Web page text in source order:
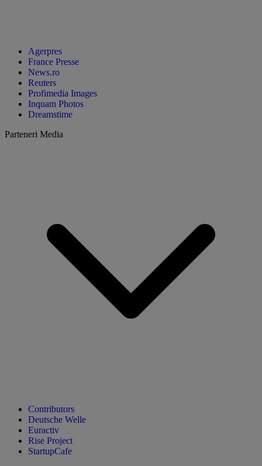
Agerpres
France Presse
News.ro
Reuters
Profimedia Images
Inquam Photos
Dreamstime
Parteneri Media
Contributors
Deutsche Welle
Euractiv
Rise Project
StartupCafe